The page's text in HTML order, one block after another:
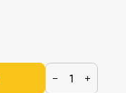
− +